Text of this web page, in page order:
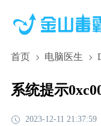
首页 电脑医生
系统提示
2023-12-11 21:37:59